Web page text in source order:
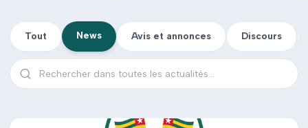
Tout News Avis et annonces Discours